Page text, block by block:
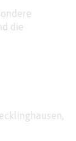
die